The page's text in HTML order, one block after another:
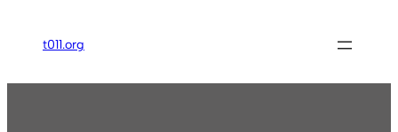
ス
t011.org